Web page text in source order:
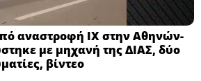
αναστροφή ΙΧ στην Αθηνών-
με μηχανή της ΔΙΑΣ, δύο
βίντεο